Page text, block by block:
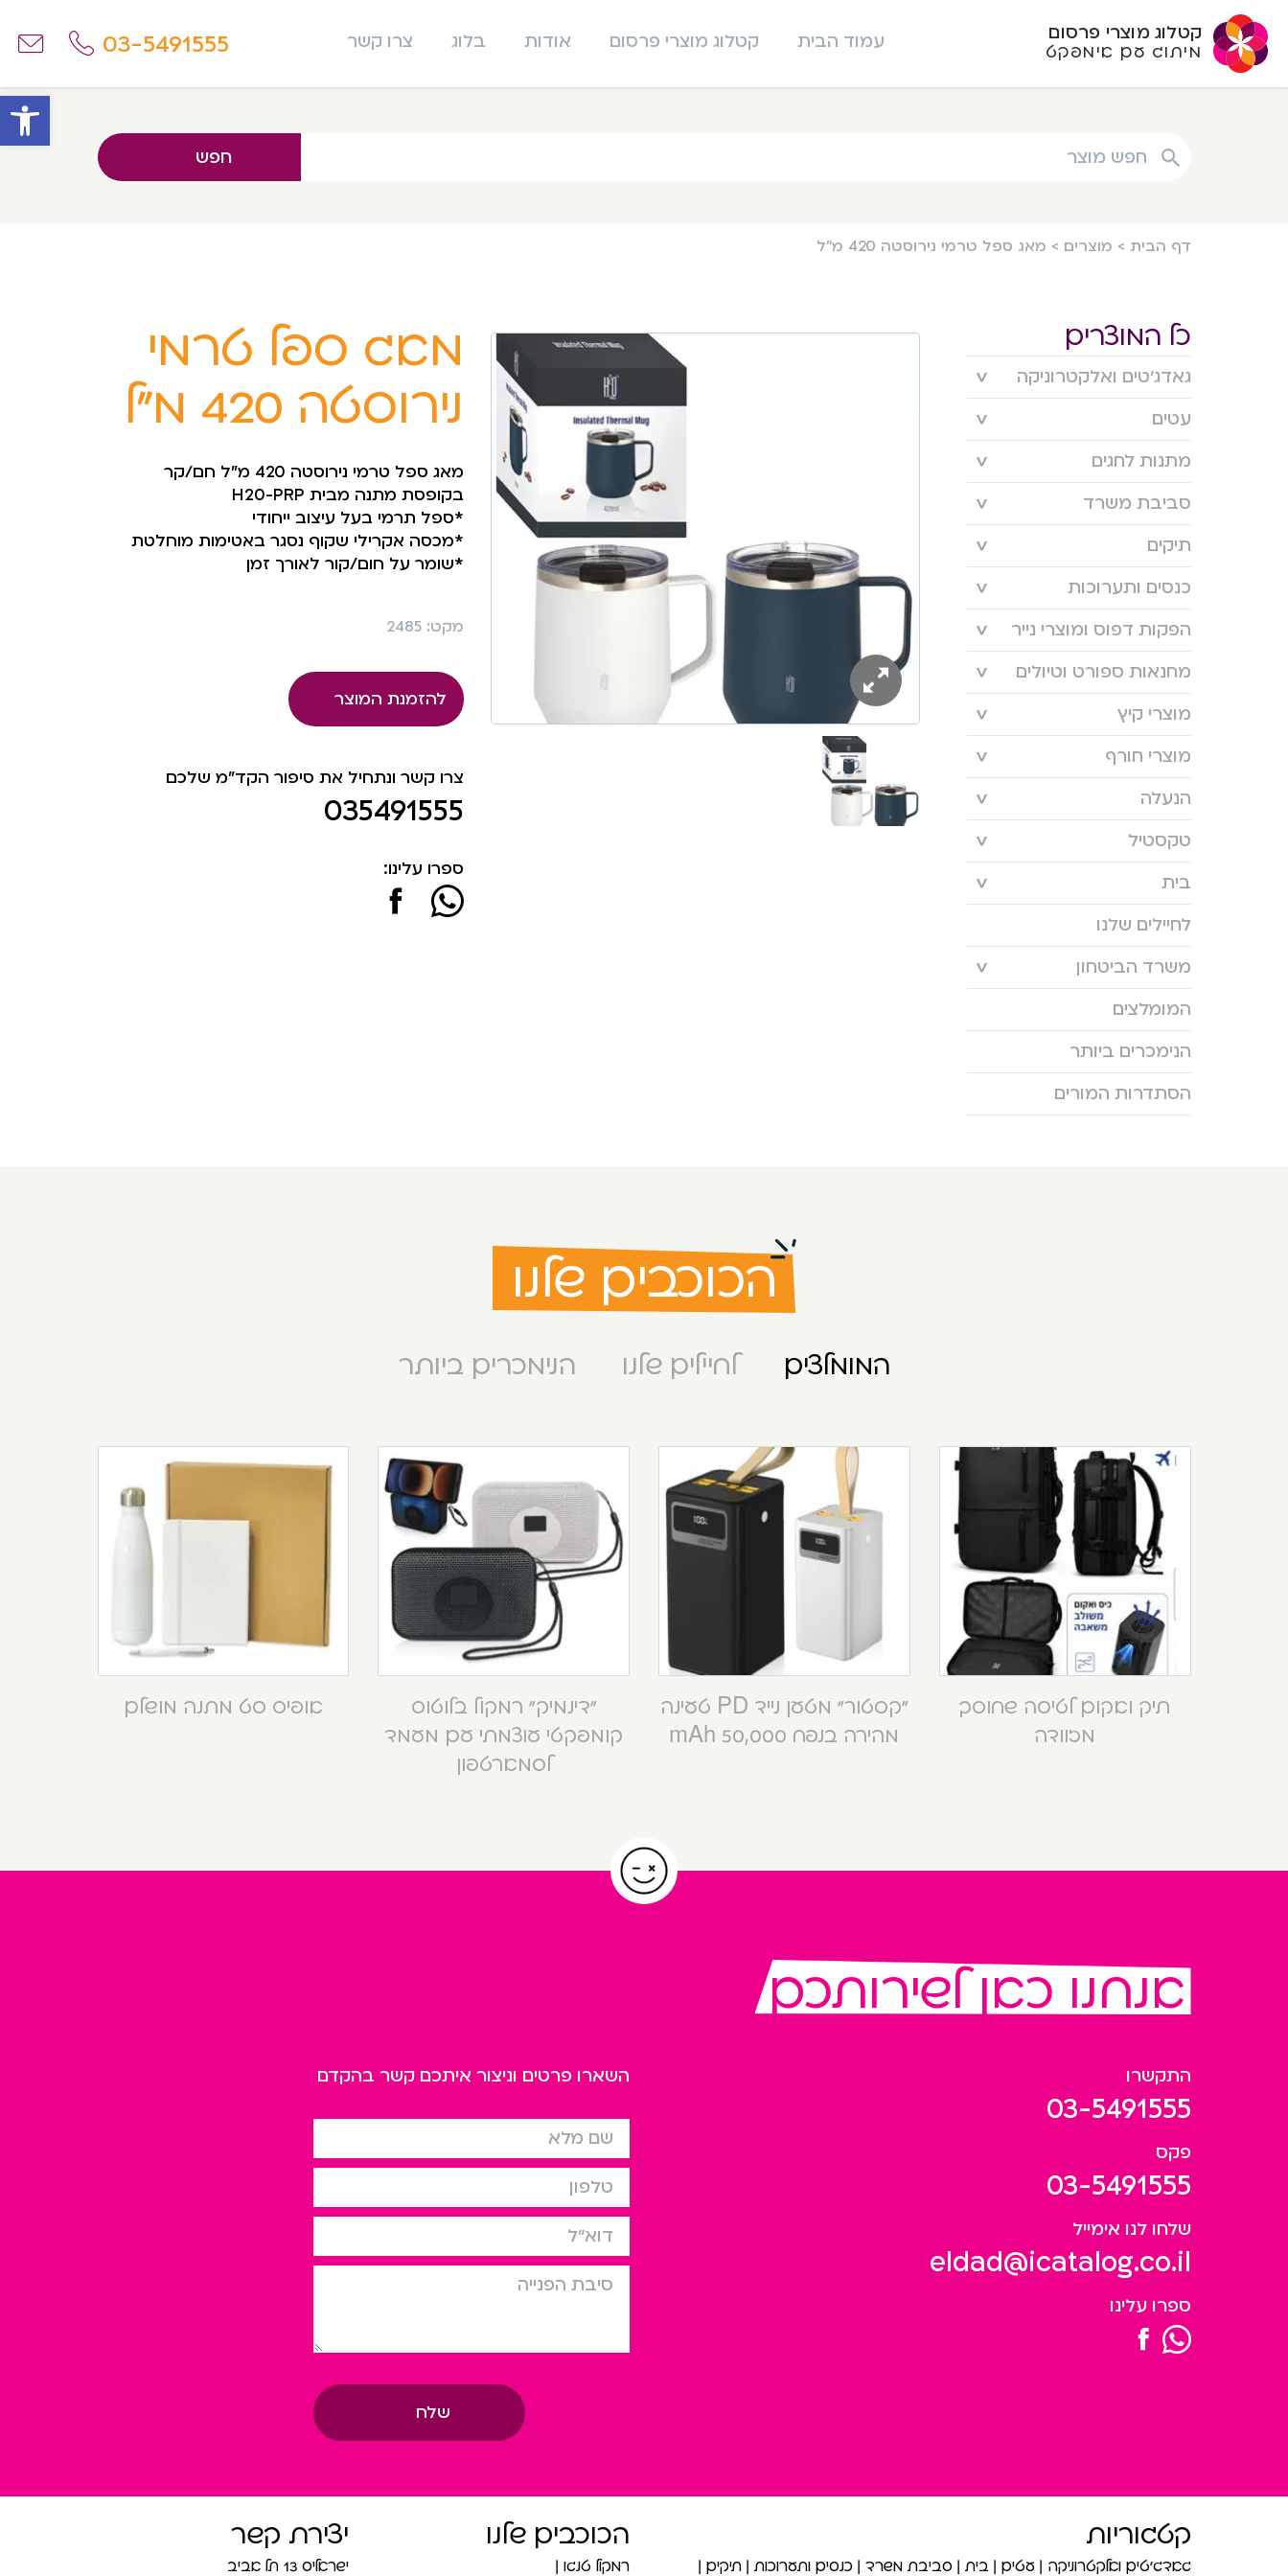
קטלוג מוצרי פרסום
מיתוג עם אימפקט עמוד הבית קטלוג מוצרי פרסום אודות בלוג צרו קשר 03-5491555
חפש מוצר
חפש
דף הבית > מוצרים > מאג ספל טרמי נירוסטה 420 מ"ל
כל המוצרים
גאדג’טים ואלקטרוניקה
עטים
מתנות לחגים
סביבת משרד
תיקים
כנסים ותערוכות
הפקות דפוס ומוצרי נייר
מחנאות ספורט וטיולים
מוצרי קיץ
מוצרי חורף
הנעלה
טקסטיל
בית
לחיילים שלנו
משרד הביטחון
המומלצים
הנימכרים ביותר
הסתדרות המורים
מאג ספל טרמי
נירוסטה 420 מ”ל
מאג ספל טרמי נירוסטה 420 מ”ל חם/קר
בקופסת מתנה מבית H20-PRP
*ספל תרמי בעל עיצוב ייחודי
*מכסה אקרילי שקוף נסגר באטימות מוחלטת
*שומר על חום/קור לאורך זמן
מקט: 2485
להזמנת המוצר
צרו קשר ונתחיל את סיפור הקד"מ שלכם
035491555
ספרו עלינו:
הכוכבים שלנו
המומלצים לחיילים שלנו הנימכרים ביותר
תיק ואקום לטיסה שחוסך
מזוודה
“קסטור” מטען נייד PD טעינה
מהירה בנפח 50,000 mAh
“דינמיק” רמקול בלוטוס
קומפקטי עוצמתי עם מעמד
לסמארטפון
אופיס סט מתנה מושלם
אנחנו כאן לשירותכם
התקשרו
03-5491555
פקס
03-5491555
שלחו לנו אימייל
eldad@icatalog.co.il
ספרו עלינו
השארו פרטים וניצור איתכם קשר בהקדם
שם מלא
טלפון
דוא”ל
סיבת הפניה
שלח
קטגוריות
גאדג’טים ואלקטרוניקה עטים בית סביבת משרד כנסים ותערוכות תיקים
הכוכבים שלנו
רמקול טנגו
יצירת קשר
ישראליס 13 תל אביב